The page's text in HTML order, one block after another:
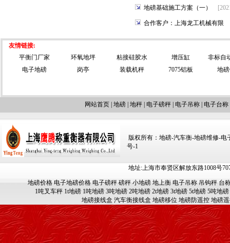
地磅基础施工方案（一）
合作客户：上海龙工机械有限
友情链接:
平衡门厂家
环氧地坪 粘接硅胶水 增压缸
非标自
电子地磅
岗亭 装载机秤 7075铝板 地
网站首页 地磅 地秤 电子磅秤 电子吊称 电子台称
版权所有：地磅-汽车衡-地磅维修-电
号-1
地址:上海市奉贤区解放东路1008号
地磅价格 电子地磅价格 电子磅秤 磅秤 小地磅 地上衡 电子吊称 吊钩秤 台
1吨叉车秤 1t地磅 1吨地磅 3吨地磅 2吨地磅 2t地磅 3t地磅 5t地磅 5吨地磅
地磅接线盒 汽车衡接线盒 地磅移位 地磅防遥控 地磅